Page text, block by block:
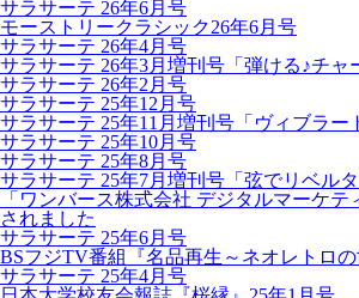
サラサーテ 26年6月号
モーストリークラシック26年6月号
サラサーテ 26年4月号
サラサーテ 26年3月増刊号「弾ける♪チャ
サラサーテ 26年2月号
サラサーテ 25年12月号
サラサーテ 25年11月増刊号「ヴィブラー
サラサーテ 25年10月号
サラサーテ 25年8月号
サラサーテ 25年7月増刊号「弦でリベルタ
「ワンバース株式会社 デジタルマーケ
されました
サラサーテ 25年6月号
BSフジTV番組『名品再生～ネオレトロ
サラサーテ 25年4月号